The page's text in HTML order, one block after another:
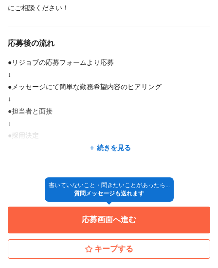
にご相談ください！
応募後の流れ
●リジョブの応募フォームより応募
↓
●メッセージにて簡単な勤務希望内容のヒアリング
↓
●担当者と面接
↓
●採用決定
※採用方法が変更となる場合もございますので、ご了承くださ
続きを見る
書いていないこと・聞きたいことがあったら...
質問メッセージも送れます
応募画面へ進む
キープする